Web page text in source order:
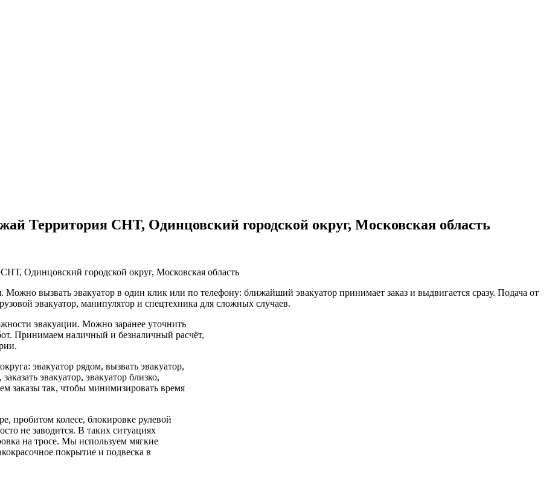
Территория СНТ, Одинцовский городской округ, Московская область
Одинцовский городской округ, Московская область
вызвать эвакуатор в один клик или по телефону: ближайший эвакуатор принимает заказ и выдвигается сразу. Подача от
эвакуатор, манипулятор и спецтехника для сложных случаев.
эвакуации. Можно заранее уточнить
Принимаем наличный и безналичный расчёт,
эвакуатор рядом, вызвать эвакуатор,
эвакуатор, эвакуатор близко,
заказы так, чтобы минимизировать время
пробитом колесе, блокировке рулевой
не заводится. В таких ситуациях
на тросе. Мы используем мягкие
покрытие и подвеска в